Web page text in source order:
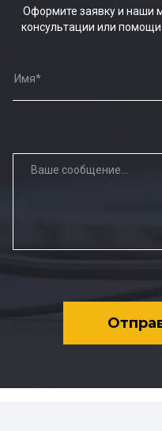
Оформите заявку и наши
консультации или